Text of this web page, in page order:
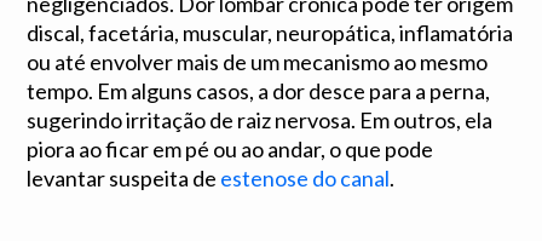
discal, facetária, muscular, neuropática, inflamatória
ou até envolver mais de um mecanismo ao mesmo
tempo. Em alguns casos, a dor desce para a perna,
sugerindo irritação de raiz nervosa. Em outros, ela
piora ao ficar em pé ou ao andar, o que pode
levantar suspeita de estenose do canal.